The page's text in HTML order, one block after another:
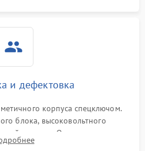
и дефектовка
корпуса спецключом.
блока, высоковольтного
системы. Осмотр контактов
целостности уплотнительных